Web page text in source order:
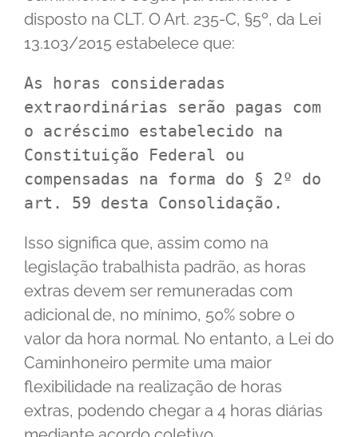
disposto na CLT. O Art. 235-C, §5º, da Lei
13.103/2015 estabelece que:
As horas consideradas
extraordinárias serão pagas com
o acréscimo estabelecido na
Constituição Federal ou
compensadas na forma do § 2º do
art. 59 desta Consolidação.
Isso significa que, assim como na
legislação trabalhista padrão, as horas
extras devem ser remuneradas com
adicional de, no mínimo, 50% sobre o
valor da hora normal. No entanto, a Lei do
Caminhoneiro permite uma maior
flexibilidade na realização de horas
extras, podendo chegar a 4 horas diárias